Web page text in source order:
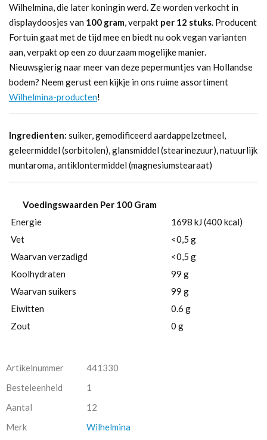
Wilhelmina, die later koningin werd. Ze worden verkocht in
displaydoosjes van 100 gram, verpakt per 12 stuks. Producent
Fortuin gaat met de tijd mee en biedt nu ook vegan varianten
aan, verpakt op een zo duurzaam mogelijke manier.
Nieuwsgierig naar meer van deze pepermuntjes van Hollandse
bodem? Neem gerust een kijkje in ons ruime assortiment
Wilhelmina-producten!
Ingredienten: suiker, gemodificeerd aardappelzetmeel,
geleermiddel (sorbitolen), glansmiddel (stearinezuur), natuurlijk
muntaroma, antiklontermiddel (magnesiumstearaat)
Voedingswaarden Per 100 Gram
Energie
1698 kJ (400 kcal)
Vet
<0,5 g
Waarvan verzadigd
<0,5 g
Koolhydraten
99 g
Waarvan suikers
99 g
Eiwitten
0.6 g
Zout
0 g
Artikelnummer
441330
Besteleenheid
1
Aantal
12
Merk
Wilhelmina